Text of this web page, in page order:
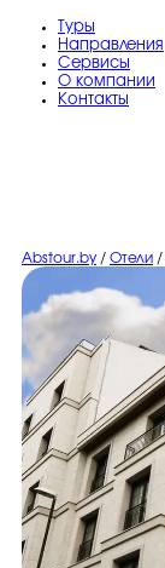
Туры
Направления
Сервисы
O компании
Контакты
Abstour.by / Отели /